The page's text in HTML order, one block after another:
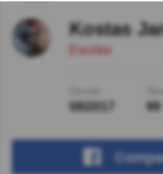
Kostas
Escritor
08/2017 99